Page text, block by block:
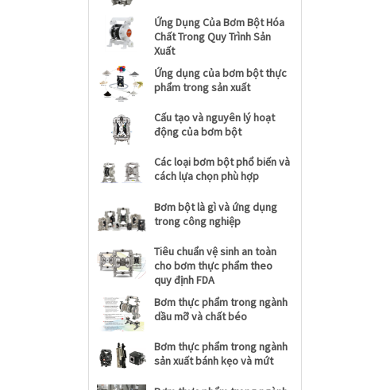
Ứng Dụng Của Bơm Bột Hóa
Chất Trong Quy Trình Sản
Xuất
Ứng dụng của bơm bột thực
phẩm trong sản xuất
Cấu tạo và nguyên lý hoạt
động của bơm bột
Các loại bơm bột phổ biến và
cách lựa chọn phù hợp
Bơm bột là gì và ứng dụng
trong công nghiệp
Tiêu chuẩn vệ sinh an toàn
cho bơm thực phẩm theo
quy định FDA
Bơm thực phẩm trong ngành
dầu mỡ và chất béo
Bơm thực phẩm trong ngành
sản xuất bánh kẹo và mứt